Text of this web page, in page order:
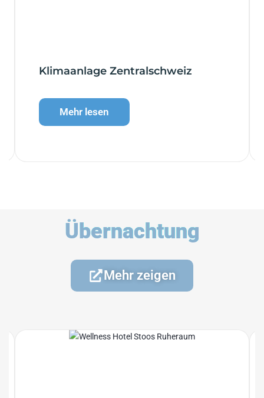
Klimaanlage Zentralschweiz
Mehr lesen
Übernachtung
Mehr zeigen